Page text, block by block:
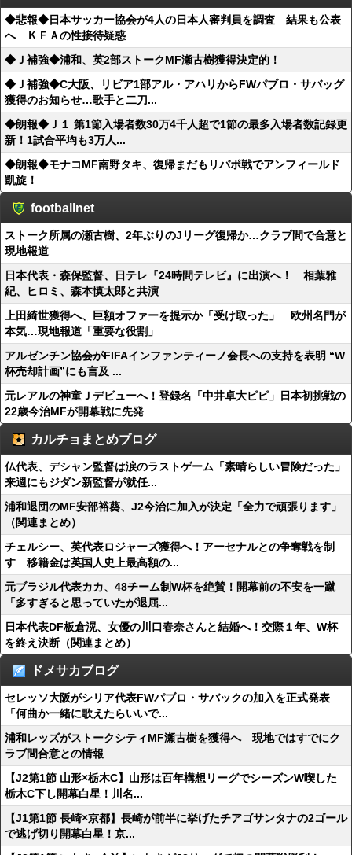
◆悲報◆日本サッカー協会が4人の日本人審判員を調査 結果も公表
へ ＫＦＡの性接待疑惑
◆Ｊ補強◆浦和、英2部ストークMF瀬古樹獲得決定的！
◆Ｊ補強◆C大阪、リビア1部アル・アハリからFWパブロ・サバッグ
獲得のお知らせ…歌手と二刀...
◆朗報◆Ｊ１ 第1節入場者数30万4千人超で1節の最多入場者数記録更
新！1試合平均も3万人...
◆朗報◆モナコMF南野タキ、復帰まだもリバポ戦でアンフィールド
凱旋！
footballnet
ストーク所属の瀬古樹、2年ぶりのJリーグ復帰か…クラブ間で合意と
現地報道
日本代表・森保監督、日テレ『24時間テレビ』に出演へ！ 相葉雅
紀、ヒロミ、森本慎太郎と共演
上田綺世獲得へ、巨額オファーを提示か「受け取った」 欧州名門が
本気…現地報道「重要な役割」
アルゼンチン協会がFIFAインファンティーノ会長への支持を表明 “W
杯売却計画”にも言及 ...
元レアルの神童Ｊデビューへ！登録名「中井卓大ピピ」日本初挑戦の
22歳今治MFが開幕戦に先発
カルチョまとめブログ
仏代表、デシャン監督は涙のラストゲーム「素晴らしい冒険だった」
来週にもジダン新監督が就任...
浦和退団のMF安部裕葵、J2今治に加入が決定「全力で頑張ります」
（関連まとめ）
チェルシー、英代表ロジャーズ獲得へ！アーセナルとの争奪戦を制
す 移籍金は英国人史上最高額の...
元ブラジル代表カカ、48チーム制W杯を絶賛！開幕前の不安を一蹴
「多すぎると思っていたが退屈...
日本代表DF板倉滉、女優の川口春奈さんと結婚へ！交際１年、W杯
を終え決断（関連まとめ）
ドメサカブログ
セレッソ大阪がシリア代表FWパブロ・サバックの加入を正式発表
「何曲か一緒に歌えたらいいで...
浦和レッズがストークシティMF瀬古樹を獲得へ 現地ではすでにク
ラブ間合意との情報
【J2第1節 山形×栃木C】山形は百年構想リーグでシーズンW喫した
栃木C下し開幕白星！川名...
【J1第1節 長崎×京都】長崎が前半に挙げたチアゴサンタナの2ゴール
で逃げ切り開幕白星！京...